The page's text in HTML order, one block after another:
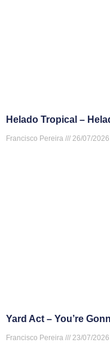
Helado Tropical –
Francisco Pereira 26/07/2026
Yard Act – You’re
Francisco Pereira 23/07/2026